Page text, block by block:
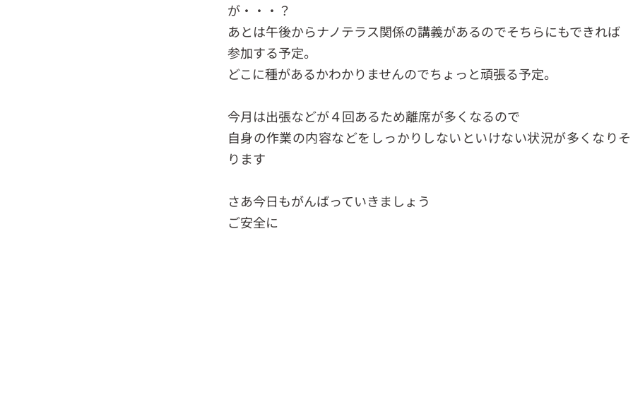
が・・・？
あとは午後からナノテラス関係の講義があるのでそちらにもできれば
参加する予定。
どこに種があるかわかりませんのでちょっと頑張る予定。
今月は出張などが４回あるため離席が多くなるので
自身の作業の内容などをしっかりしないといけない状況が多くなり
ります
さあ今日もがんばっていきましょう
ご安全に